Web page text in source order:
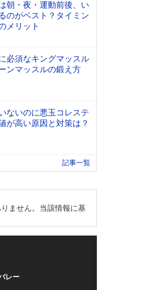
朝・夜・運動前後、い
のがベスト？タイミン
メリット
必須なキングマッスル
ンマッスルの鍛え方
ないのに悪玉コレステ
が高い原因と対策は？
記事一覧
ません。当該情報に基
レー